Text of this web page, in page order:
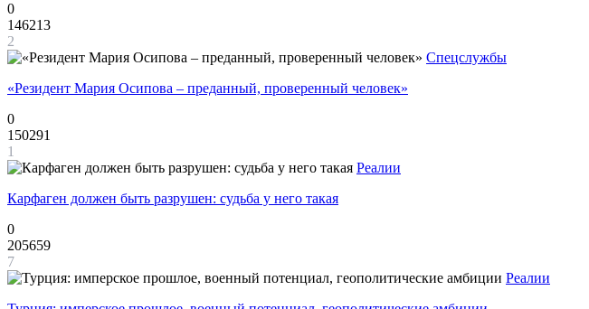
0
146213
2
Спецслужбы
«Резидент Мария Осипова – преданный, проверенный человек»
0
150291
1
Реалии
Карфаген должен быть разрушен: судьба у него такая
0
205659
7
Реалии